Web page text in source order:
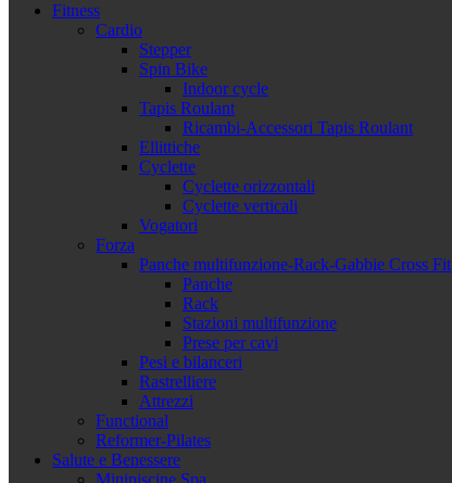
Fitness
Cardio
Stepper
Spin Bike
Indoor cycle
Tapis Roulant
Ricambi-Accessori Tapis Roulant
Ellittiche
Cyclette
Cyclette orizzontali
Cyclette verticali
Vogatori
Forza
Panche multifunzione-Rack-Gabbie Cross Fit
Panche
Rack
Stazioni multifunzione
Prese per cavi
Pesi e bilanceri
Rastrelliere
Attrezzi
Functional
Reformer-Pilates
Salute e Benessere
Minipiscine Spa